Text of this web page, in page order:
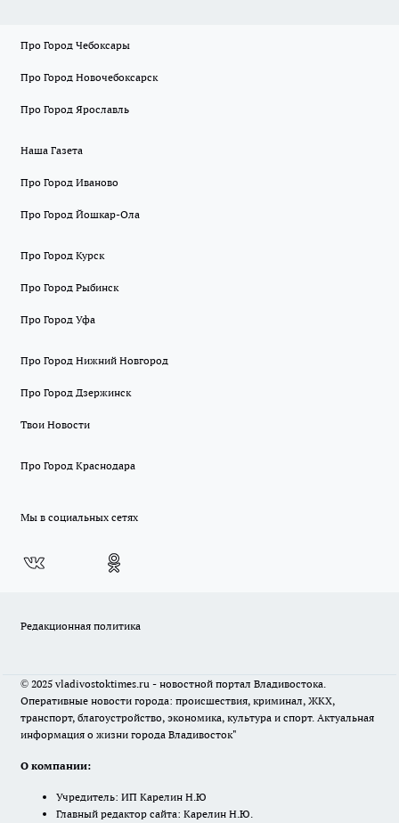
Про Город Чебоксары
Про Город Новочебоксарск
Про Город Ярославль
Наша Газета
Про Город Иваново
Про Город Йошкар-Ола
Про Город Курск
Про Город Рыбинск
Про Город Уфа
Про Город Нижний Новгород
Про Город Дзержинск
Твои Новости
Про Город Краснодара
Мы в социальных сетях
Редакционная политика
© 2025 vladivostoktimes.ru - новостной портал Владивостока.
Оперативные новости города: происшествия, криминал, ЖКХ,
транспорт, благоустройство, экономика, культура и спорт. Актуальная
информация о жизни города Владивосток"
О компании:
Учредитель: ИП Карелин Н.Ю
Главный редактор сайта: Карелин Н.Ю.